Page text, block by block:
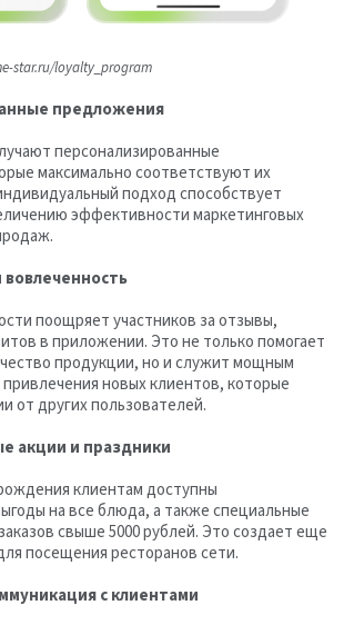
star.ru/loyalty_program
предложения
персонализированные
максимально соответствуют их
подход способствует
эффективности маркетинговых
вовлеченность
поощряет участников за отзывы,
в приложении. Это не только помогает
продукции, но и служит мощным
новых клиентов, которые
от других пользователей.
акции и праздники
клиентам доступны
на все блюда, а также специальные
свыше 5000 рублей. Это создает еще
посещения ресторанов сети.
с клиентами